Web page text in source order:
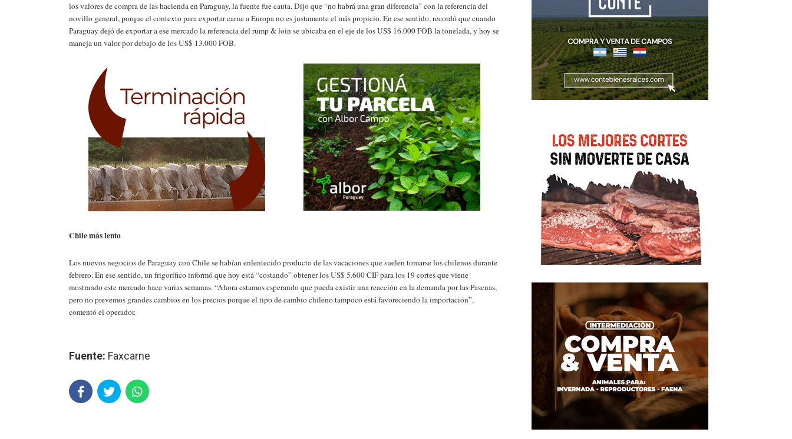
los valores de compra de las hacienda en Paraguay, la fuente fue cauta. Dijo que “no habrá una gran diferencia” con la referencia del
novillo general, porque el contexto para exportar carne a Europa no es justamente el más propicio. En ese sentido, recordó que cuando
Paraguay dejó de exportar a ese mercado la referencia del rump & loin se ubicaba en el eje de los US$ 16.000 FOB la tonelada, y hoy se
maneja un valor por debajo de los US$ 13.000 FOB.
Chile más lento
Los nuevos negocios de Paraguay con Chile se habían enlentecido producto de las vacaciones que suelen tomarse los chilenos durante
febrero. En ese sentido, un frigorífico informó que hoy está “costando” obtener los US$ 5.600 CIF para los 19 cortes que viene
mostrando este mercado hace varias semanas. “Ahora estamos esperando que pueda existir una reacción en la demanda por las Pascuas,
pero no prevemos grandes cambios en los precios porque el tipo de cambio chileno tampoco está favoreciendo la importación”,
comentó el operador.
Fuente: Faxcarne